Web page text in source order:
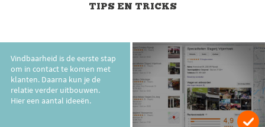
TIPS EN TRICKS
Vindbaarheid is de eerste stap
om in contact te komen met
klanten. Daarna kun je de
relatie verder uitbouwen.
Hier een aantal ideeën.